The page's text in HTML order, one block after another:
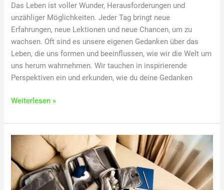
Das Leben ist voller Wunder, Herausforderungen und
unzähliger Möglichkeiten. Jeder Tag bringt neue
Erfahrungen, neue Lektionen und neue Chancen, um zu
wachsen. Oft sind es unsere eigenen Gedanken über das
Leben, die uns formen und beeinflussen, wie wir die Welt um
uns herum wahrnehmen. Wir tauchen in inspirierende
Perspektiven ein und erkunden, wie du deine Gedanken
Gedanken
das
Leben:
Inspiration
&
neue
Perspektiven!
Weiterlesen »